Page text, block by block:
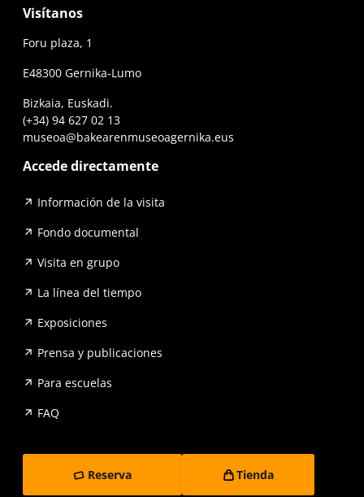
Visítanos
Foru plaza, 1
E48300 Gernika-Lumo
Bizkaia, Euskadi.
(+34) 94 627 02 13
museoa@bakearenmuseoagernika.eus
Accede directamente
Información de la visita
Fondo documental
Visita en grupo
La línea del tiempo
Exposiciones
Prensa y publicaciones
Para escuelas
FAQ
Reserva Tienda